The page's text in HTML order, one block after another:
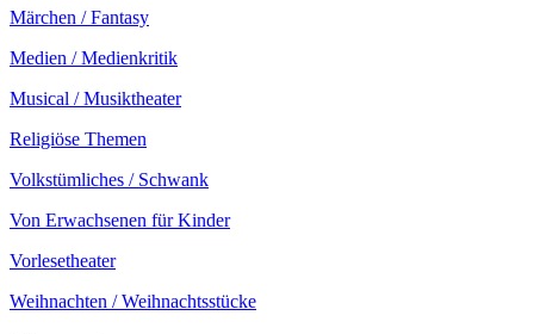
Märchen / Fantasy
Medien / Medienkritik
Musical / Musiktheater
Religiöse Themen
Volkstümliches / Schwank
Von Erwachsenen für Kinder
Vorlesetheater
Weihnachten / Weihnachtsstücke